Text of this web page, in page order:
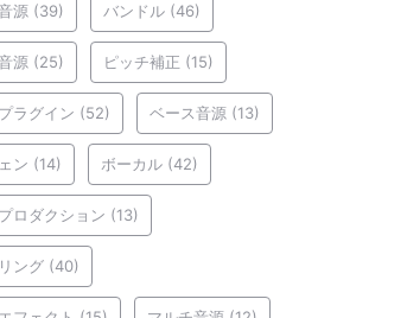
源 (39) バンドル (46)
源 (25) ピッチ補正 (15)
ラグイン (52) ベース音源 (13)
ン (14) ボーカル (42)
ロダクション (13)
ング (40)